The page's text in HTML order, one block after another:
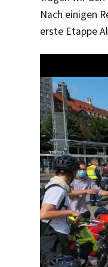
Nach einigen
erste Etappe